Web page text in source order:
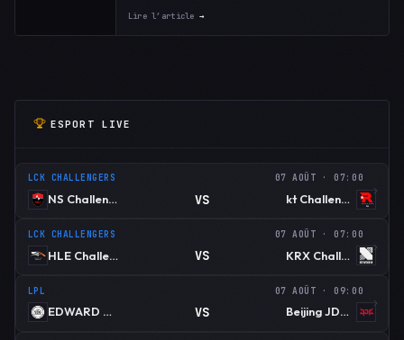
Lire l’article →
ESPORT LIVE
LCK CHALLENGERS 07 AOÛT · 07:00
NS Challengers VS kt Challengers
LCK CHALLENGERS 07 AOÛT · 07:00
HLE Challengers VS KRX Challengers
LPL 07 AOÛT · 09:00
EDWARD GAMING VS Beijing JDG Esports